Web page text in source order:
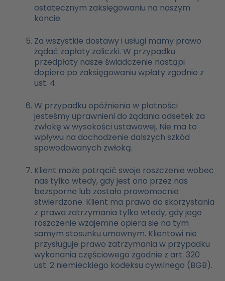
ostatecznym zaksięgowaniu na naszym
koncie.
Za wszystkie dostawy i usługi mamy prawo
żądać zapłaty zaliczki. W przypadku
przedpłaty nasze świadczenie nastąpi
dopiero po zaksięgowaniu wpłaty zgodnie z
ust. 4.
W przypadku opóźnienia w płatności
jesteśmy uprawnieni do żądania odsetek za
zwłokę w wysokości ustawowej. Nie ma to
wpływu na dochodzenie dalszych szkód
spowodowanych zwłoką.
Klient może potrącić swoje roszczenie wobec
nas tylko wtedy, gdy jest ono przez nas
bezsporne lub zostało prawomocnie
stwierdzone. Klient ma prawo do skorzystania
z prawa zatrzymania tylko wtedy, gdy jego
roszczenie wzajemne opiera się na tym
samym stosunku umownym. Klientowi nie
przysługuje prawo zatrzymania w przypadku
wykonania częściowego zgodnie z art. 320
ust. 2 niemieckiego kodeksu cywilnego (BGB).